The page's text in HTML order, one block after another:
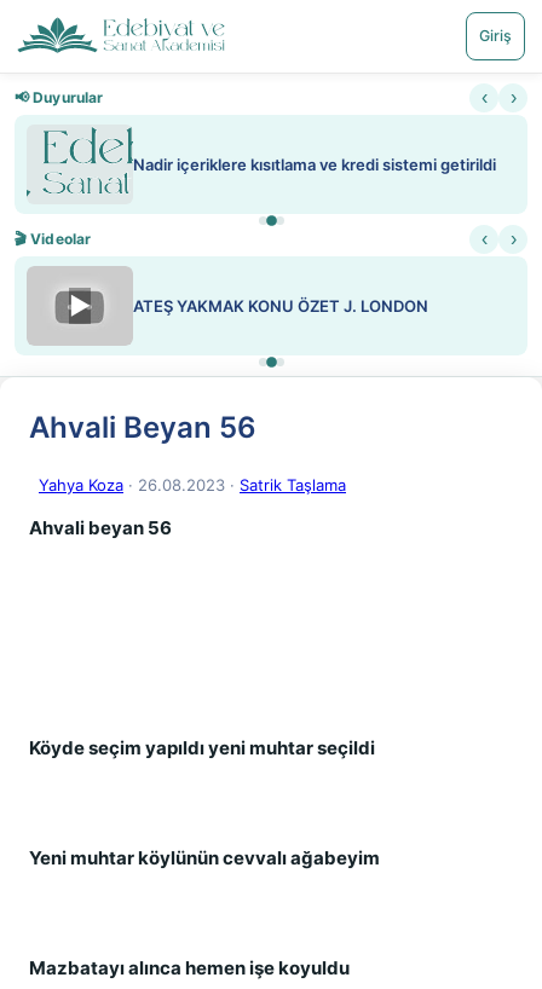
Giriş
📢 Duyurular ‹ ›
Nadir içeriklere kısıtlama ve kredi sistemi getirildi
🎬 Videolar ‹ ›
▶ ATEŞ YAKMAK KONU ÖZET J. LONDON
Ahvali Beyan 56
Yahya Koza · 26.08.2023 · Satrik Taşlama
Ahvali beyan 56
Köyde seçim yapıldı yeni muhtar seçildi
Yeni muhtar köylünün cevvalı ağabeyim
Mazbatayı alınca hemen işe koyuldu